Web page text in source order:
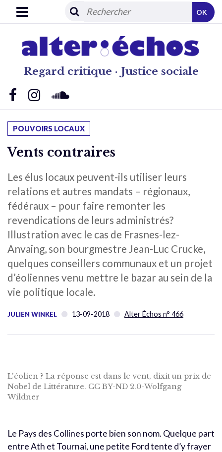
Regard critique · Justice sociale
OK
POUVOIRS LOCAUX
Vents contraires
Les élus locaux peuvent-ils utiliser leurs
relations et autres mandats – régionaux,
fédéraux – pour faire remonter les
revendications de leurs administrés?
Illustration avec le cas de Frasnes-lez-
Anvaing, son bourgmestre Jean-Luc Crucke,
quelques conseillers communaux et un projet
d’éoliennes venu mettre le bazar au sein de la
vie politique locale.
JULIEN WINKEL 13-09-2018 Alter Échos n° 466
L'éolien ? La réponse est dans le vent, dixit un prix de
Nobel de Littérature. CC BY-ND 2.0-Wolfgang
Wildner
Le Pays des Collines porte bien son nom. Quelque part
entre Ath et Tournai, une petite Ford tente d’y frayer